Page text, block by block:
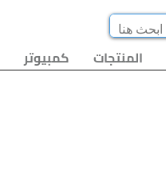
المنتجات كمبيوتر